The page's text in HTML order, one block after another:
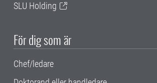
SLU Holding
För dig som är
Chef/ledare